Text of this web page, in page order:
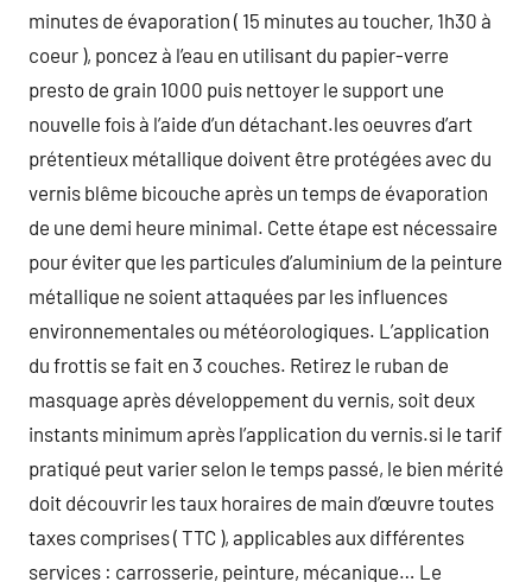
minutes de évaporation ( 15 minutes au toucher, 1h30 à
coeur ), poncez à l’eau en utilisant du papier-verre
presto de grain 1000 puis nettoyer le support une
nouvelle fois à l’aide d’un détachant.les oeuvres d’art
prétentieux métallique doivent être protégées avec du
vernis blême bicouche après un temps de évaporation
de une demi heure minimal. Cette étape est nécessaire
pour éviter que les particules d’aluminium de la peinture
métallique ne soient attaquées par les influences
environnementales ou météorologiques. L’application
du frottis se fait en 3 couches. Retirez le ruban de
masquage après développement du vernis, soit deux
instants minimum après l’application du vernis.si le tarif
pratiqué peut varier selon le temps passé, le bien mérité
doit découvrir les taux horaires de main d’œuvre toutes
taxes comprises ( TTC ), applicables aux différentes
services : carrosserie, peinture, mécanique… Le